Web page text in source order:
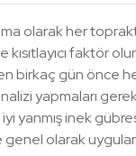
olarak her
kısıtlayıcı faktör
birkaç gün önce
yapmaları
iyi yanmış inek
olarak